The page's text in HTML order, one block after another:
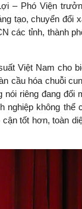
– Phó Viện
tạo, chuyển đổi
các tỉnh, thành
Việt Nam cho
cầu hóa chuỗi
nói riêng đang đối
nghiệp không thể
tốt hơn, toàn